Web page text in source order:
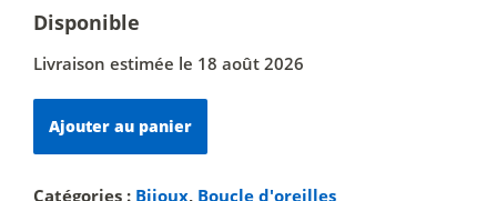
Disponible
Livraison estimée le 18 août 2026
de
n°23
Ajouter au panier
Catégories : Bijoux, Boucle d'oreilles